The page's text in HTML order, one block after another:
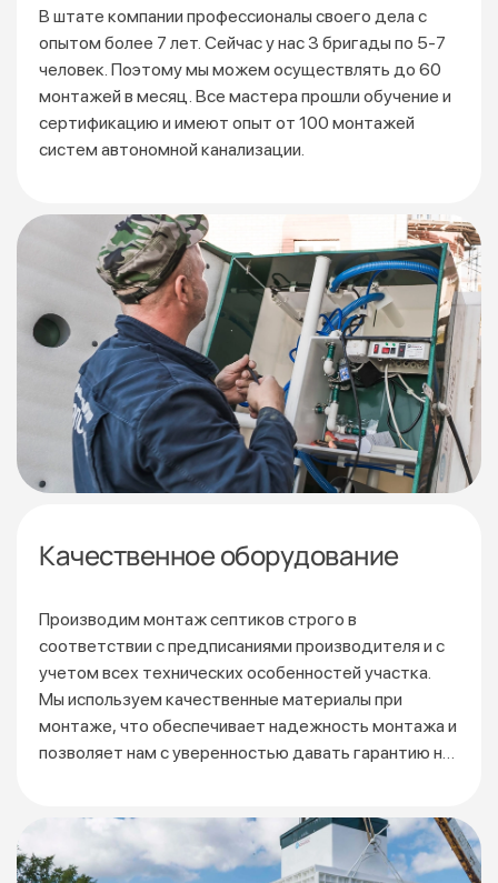
В штате компании профессионалы своего дела с
опытом более 7 лет. Сейчас у нас 3 бригады по 5-7
человек. Поэтому мы можем осуществлять до 60
монтажей в месяц. Все мастера прошли обучение и
сертификацию и имеют опыт от 100 монтажей
систем автономной канализации.
Качественное оборудование
Производим монтаж септиков строго в
соответствии с предписаниями производителя и с
учетом всех технических особенностей участка.
Мы используем качественные материалы при
монтаже, что обеспечивает надежность монтажа и
позволяет нам с уверенностью давать гарантию на